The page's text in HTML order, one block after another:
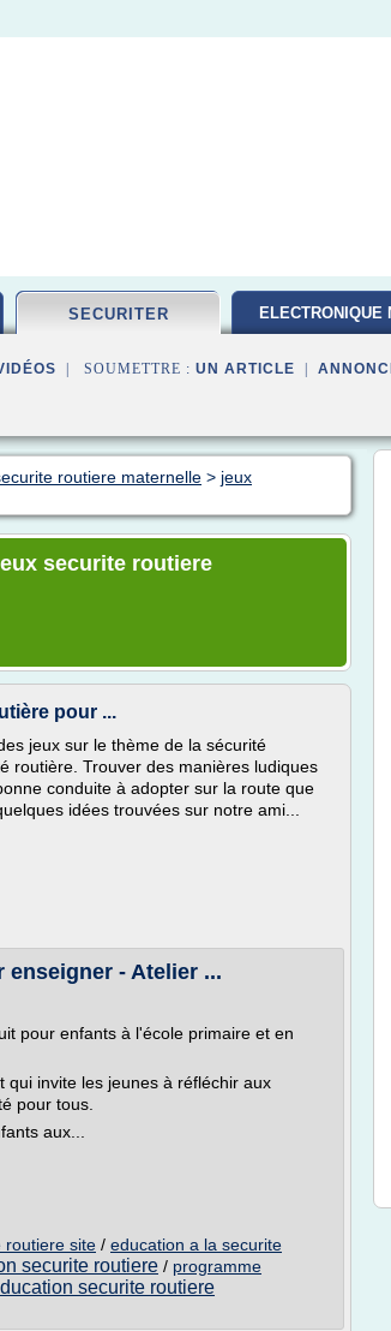
SECURITER ELECTRONIQUE
| SOUMETTRE : UN ARTICLE
routiere maternelle > jeux
securite routiere
pour ...
jeux sur le thème de la sécurité
routière. Trouver des manières ludiques
conduite à adopter sur la route que
idées trouvées sur notre ami...
- Atelier ...
pour enfants à l'école primaire et en
invite les jeunes à réfléchir aux
pour tous.
aux...
routiere site / education a la securite
securite routiere / programme
securite routiere